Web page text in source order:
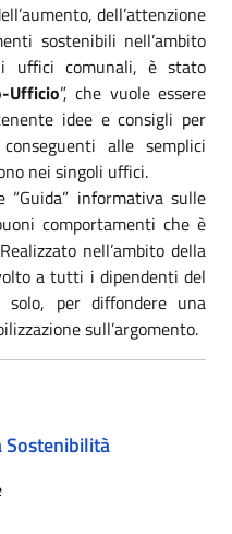
dell’attenzione
sostenibili nell’ambito
uffici comunali, è stato
Ufficio”, che vuole essere
idee e consigli per
alle semplici
nei singoli uffici.
“Guida” informativa sulle
comportamenti che è
nell’ambito della
a tutti i dipendenti del
per diffondere una
sull’argomento.